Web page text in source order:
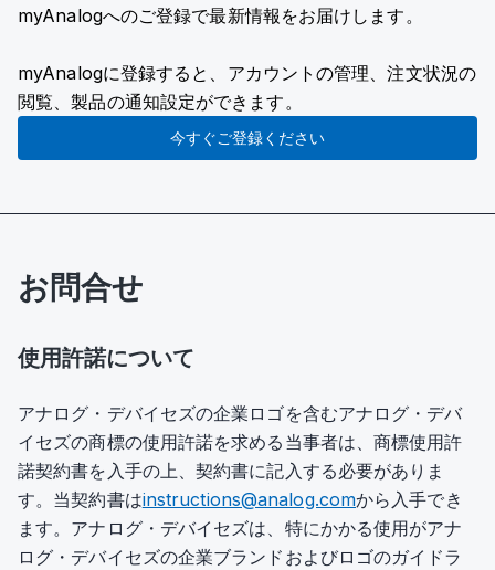
myAnalogへのご登録で最新情報をお届けします。
myAnalogに登録すると、アカウントの管理、注文状況の
閲覧、製品の通知設定ができます。
今すぐご登録ください
お問合せ
使用許諾について
アナログ・デバイセズの企業ロゴを含むアナログ・デバ
イセズの商標の使用許諾を求める当事者は、商標使用許
諾契約書を入手の上、契約書に記入する必要がありま
す。当契約書はinstructions@analog.comから入手でき
ます。アナログ・デバイセズは、特にかかる使用がアナ
ログ・デバイセズの企業ブランドおよびロゴのガイドラ